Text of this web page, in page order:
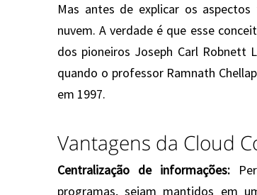
Mas antes de explicar os
nuvem. A verdade é que esse
dos pioneiros Joseph Carl
quando o professor Ramnath
em 1997.
Vantagens da Cloud
Centralização de informações:
programas, sejam mantidos em